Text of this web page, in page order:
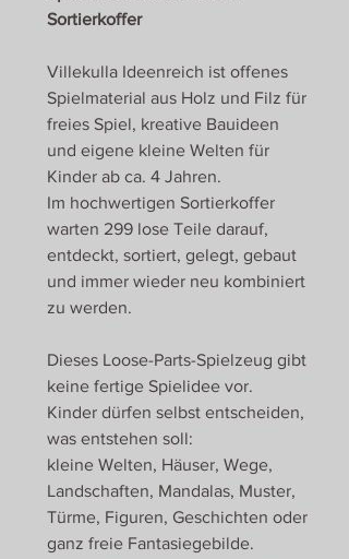
Sortierkoffer
Villekulla Ideenreich ist offenes
Spielmaterial aus Holz und Filz für
freies Spiel, kreative Bauideen
und eigene kleine Welten für
Kinder ab ca. 4 Jahren.
Im hochwertigen Sortierkoffer
warten 299 lose Teile darauf,
entdeckt, sortiert, gelegt, gebaut
und immer wieder neu kombiniert
zu werden.
Dieses Loose-Parts-Spielzeug gibt
keine fertige Spielidee vor.
Kinder dürfen selbst entscheiden,
was entstehen soll:
kleine Welten, Häuser, Wege,
Landschaften, Mandalas, Muster,
Türme, Figuren, Geschichten oder
ganz freie Fantasiegebilde.